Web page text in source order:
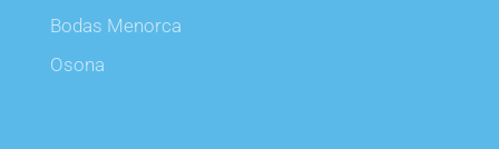
Bodas Menorca
Osona